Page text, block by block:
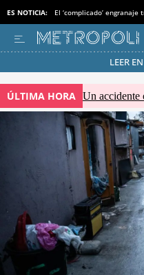
ES NOTICIA: El ‘complicado’
LEER
Pásate al
ÚLTIMA HORA Un accidente